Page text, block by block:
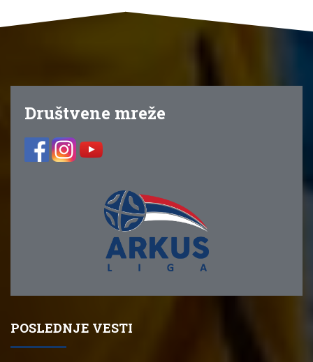
Društvene mreže
POSLEDNJE VESTI